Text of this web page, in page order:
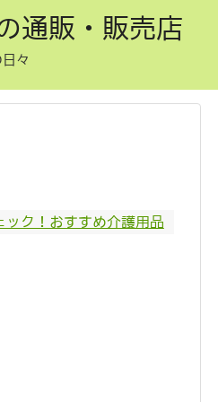
通販・販売店
々
ック！おすすめ介護用品